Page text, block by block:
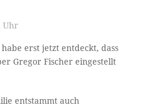
Uhr
erst jetzt entdeckt, dass
Gregor Fischer eingestellt
entstammt auch